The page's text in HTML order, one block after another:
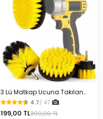
3 Lü Matkap Ucuna Takılan
Temizlik Fırça Seti
4.7/ 47
199,00 TL300,00 TL